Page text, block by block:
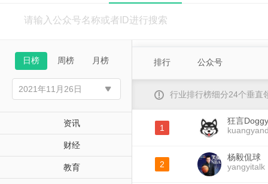
日榜 周榜 月榜
资讯
财经
教育
排行 公众号
行业排行榜细分24个垂直
1
狂言Doggy
2
杨毅侃球
yangyitalk